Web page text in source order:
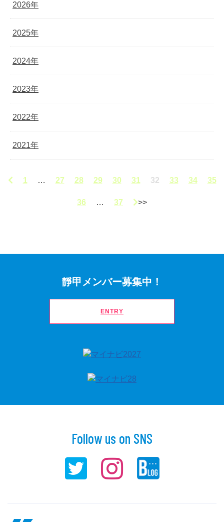
2026年
2025年
2024年
2023年
2022年
2021年
1 … 27 28 29 30 31 32 33 34 35
36 … 37
靜甲メンバー募集中！
ENTRY
Follow us on SNS